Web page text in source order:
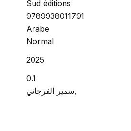
Sud éditions
9789938011791
Arabe
Normal
2025
0.1
سمير الفرجاني,